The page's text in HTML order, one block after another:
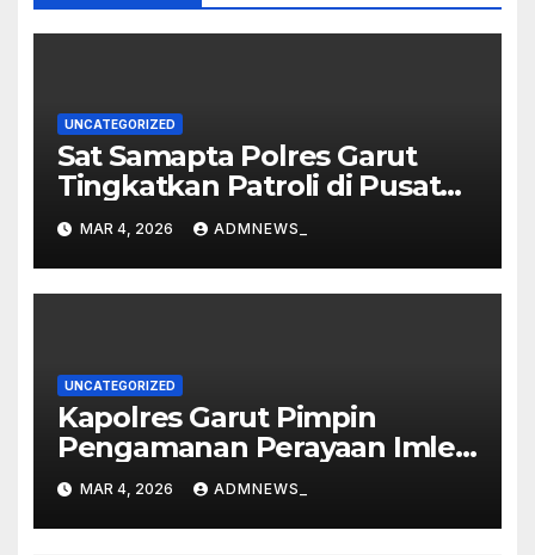
UNCATEGORIZED
Sat Samapta Polres Garut
Tingkatkan Patroli di Pusat
Perbelanjaan
MAR 4, 2026 ADMNEWS_
UNCATEGORIZED
Kapolres Garut Pimpin
Pengamanan Perayaan Imlek
dan Malam Cap Go Meh
2577/2026 di Vihara Dharma
Loka
MAR 4, 2026 ADMNEWS_